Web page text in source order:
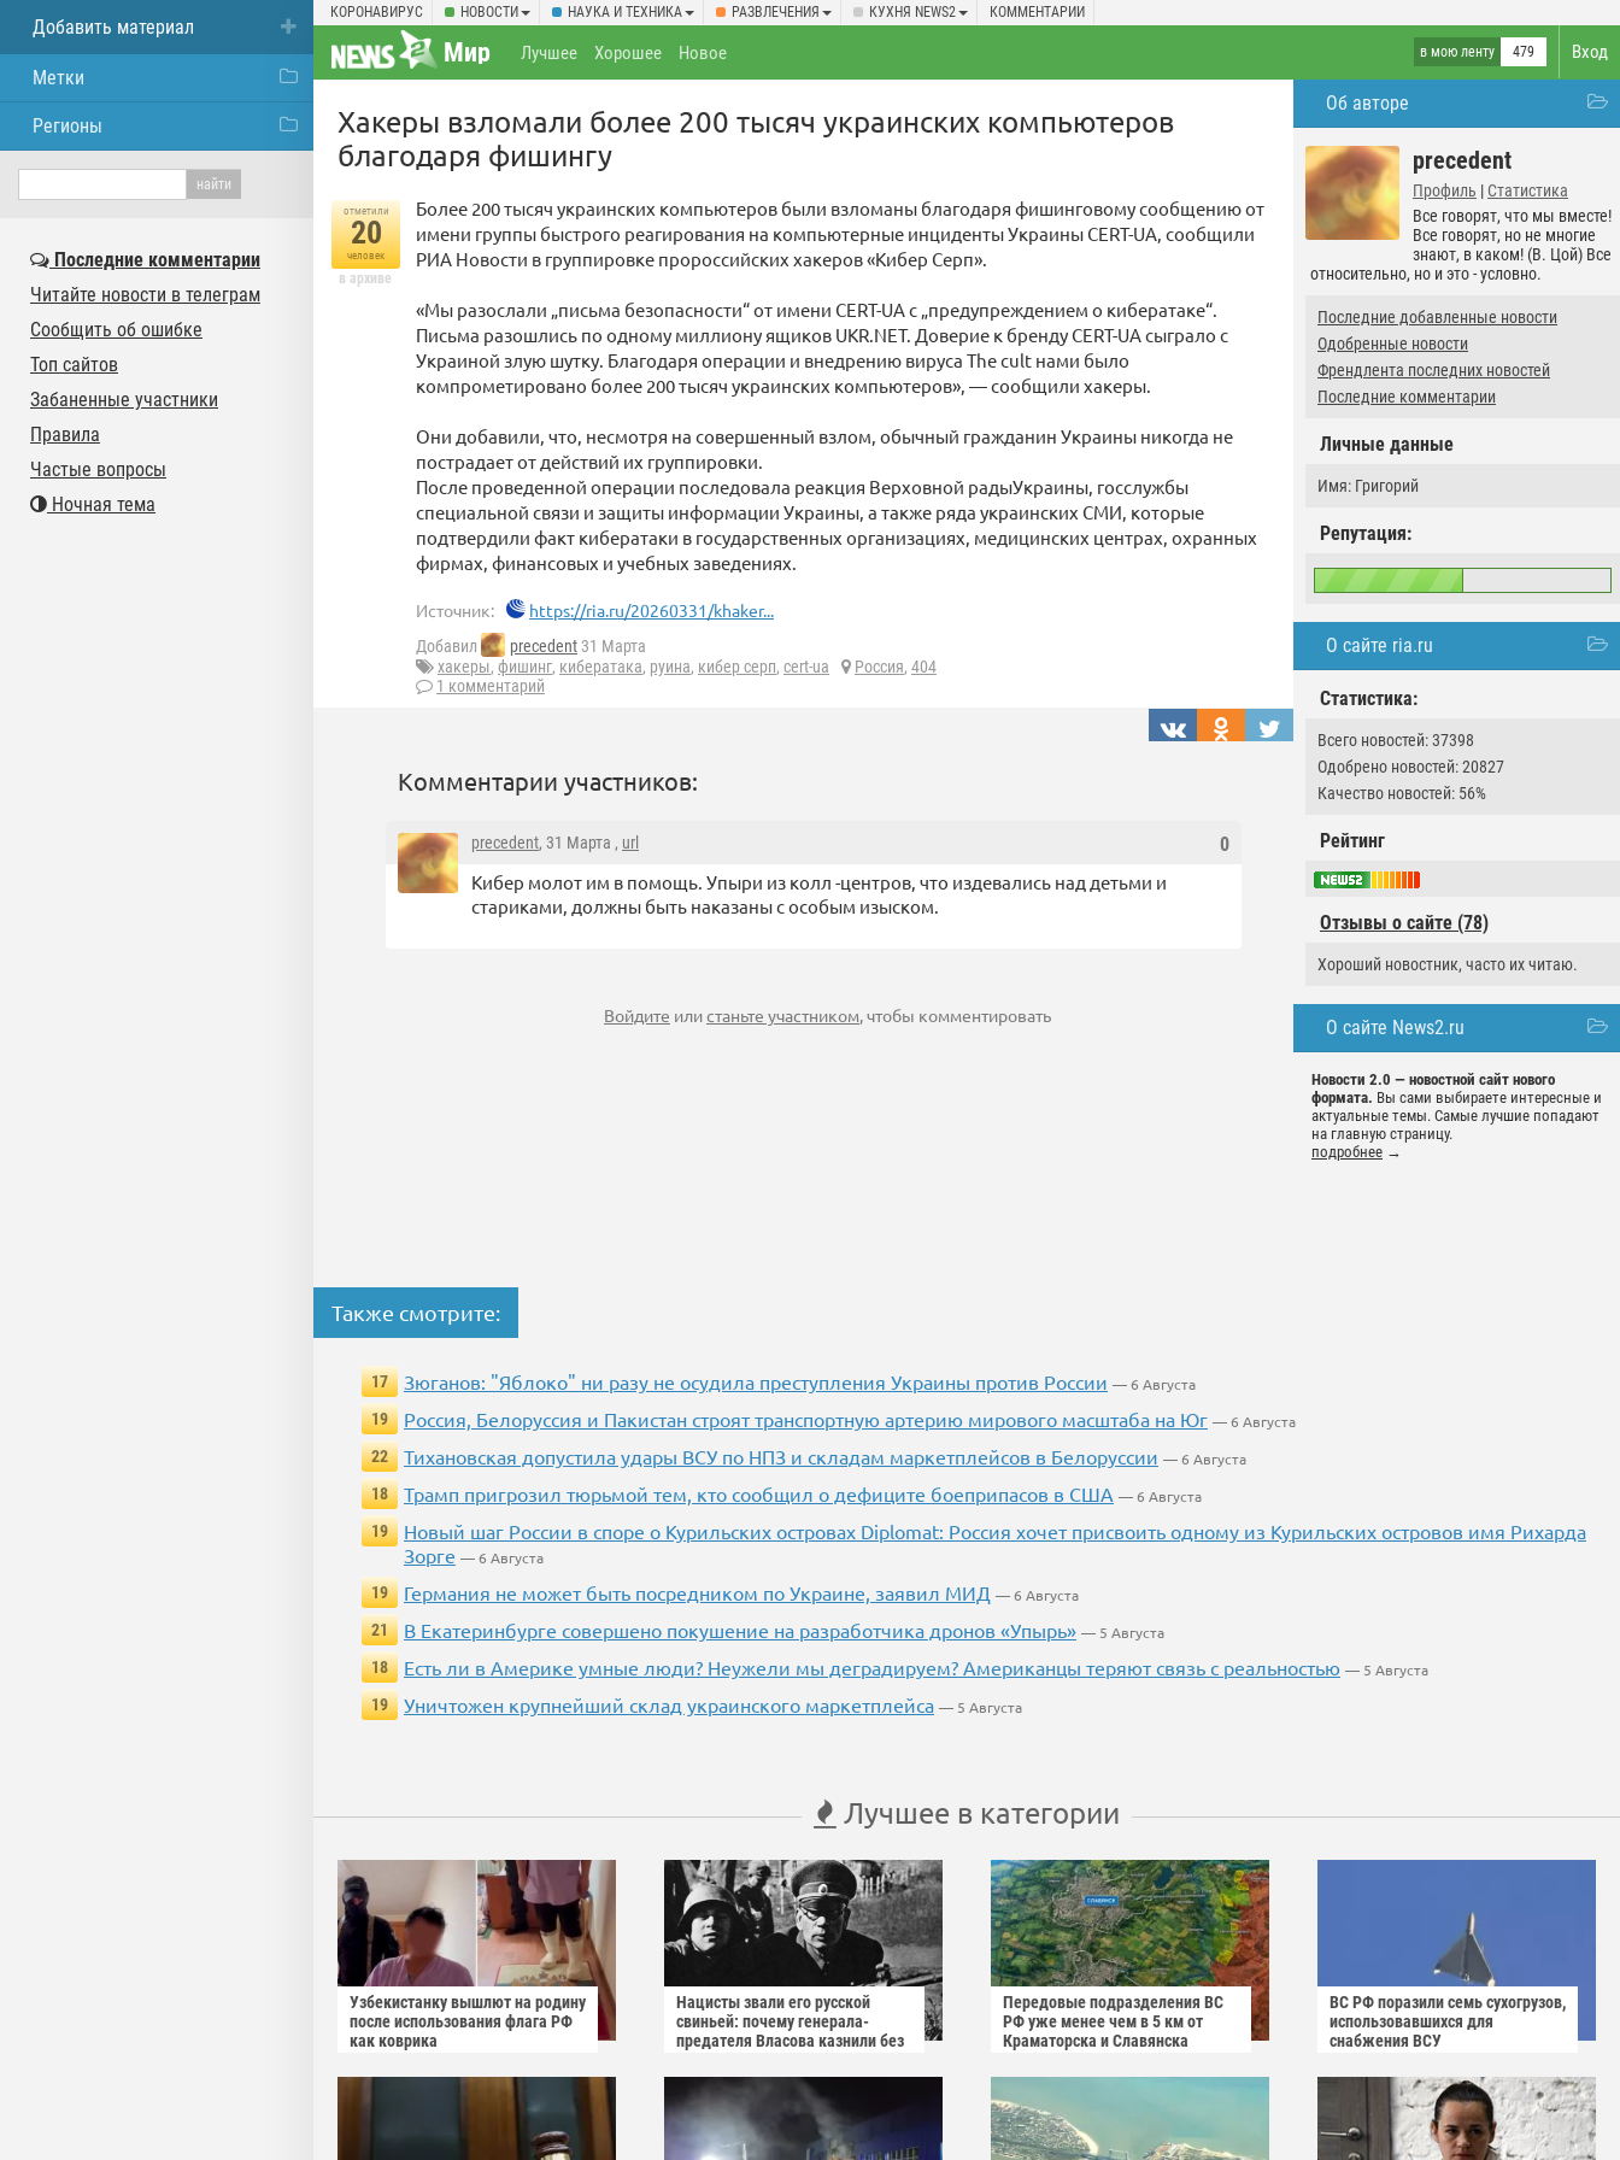
КОРОНАВИРУС НОВОСТИ НАУКА И ТЕХНИКА РАЗВЛЕЧЕНИЯ КУХНЯ NEWS2 КОММЕНТАРИИ
Вход
Мир в мою ленту 479
Лучшее Хорошее Новое
Об авторе
precedent
Профиль | Статистика
Все говорят, что мы вместе!
Все говорят, но не многие
знают, в каком! (В. Цой) Все
относительно, но и это - условно.
Последние добавленные новости
Одобренные новости
Френдлента последних новостей
Последние комментарии
Личные данные
Имя: Григорий
Репутация:
О сайте ria.ru
Статистика:
Всего новостей: 37398
Одобрено новостей: 20827
Качество новостей: 56%
Рейтинг
Отзывы о сайте (78)
Хороший новостник, часто их читаю.
О сайте News2.ru
Новости 2.0 — новостной сайт нового
формата. Вы сами выбираете интересные и
актуальные темы. Самые лучшие попадают
на главную страницу.
подробнее →
Хакеры взломали более 200 тысяч украинских компьютеров
благодаря фишингу
отметили
20
человек
в архиве
Более 200 тысяч украинских компьютеров были взломаны благодаря фишинговому сообщению от
имени группы быстрого реагирования на компьютерные инциденты Украины CERT-UA, сообщили
РИА Новости в группировке пророссийских хакеров «Кибер Серп».
«Мы разослали „письма безопасности“ от имени CERT-UA с „предупреждением о кибератаке“.
Письма разошлись по одному миллиону ящиков UKR.NET. Доверие к бренду CERT-UA сыграло с
Украиной злую шутку. Благодаря операции и внедрению вируса The cult нами было
компрометировано более 200 тысяч украинских компьютеров», — сообщили хакеры.
Они добавили, что, несмотря на совершенный взлом, обычный гражданин Украины никогда не
пострадает от действий их группировки.
После проведенной операции последовала реакция Верховной радыУкраины, госслужбы
специальной связи и защиты информации Украины, а также ряда украинских СМИ, которые
подтвердили факт кибератаки в государственных организациях, медицинских центрах, охранных
фирмах, финансовых и учебных заведениях.
Источник: https://ria.ru/20260331/khaker...
Добавил precedent 31 Марта
хакеры, фишинг, кибератака, руина, кибер серп, cert-ua Россия, 404
1 комментарий
Комментарии участников:
0
precedent, 31 Марта , url
Кибер молот им в помощь. Упыри из колл -центров, что издевались над детьми и
стариками, должны быть наказаны с особым изыском.
Войдите илистаньте участником, чтобы комментировать
Также смотрите:
17 Зюганов: "Яблоко" ни разу не осудила преступления Украины против России — 6 Августа
19
Россия, Белоруссия и Пакистан строят транспортную артерию мирового масштаба на Юг — 6 Августа
22
Тихановская допустила удары ВСУ по НПЗ и складам маркетплейсов в Белоруссии — 6 Августа
18
Трамп пригрозил тюрьмой тем, кто сообщил о дефиците боеприпасов в США — 6 Августа
19
Новый шаг России в споре о Курильских островах Diplomat: Россия хочет присвоить одному из Курильских островов имя Рихарда
Зорге — 6 Августа
19
Германия не может быть посредником по Украине, заявил МИД — 6 Августа
21
В Екатеринбурге совершено покушение на разработчика дронов «Упырь» — 5 Августа
18
Есть ли в Америке умные люди? Неужели мы деградируем? Американцы теряют связь с реальностью — 5 Августа
19
Уничтожен крупнейший склад украинского маркетплейса — 5 Августа
Лучшее в категории
Узбекистанку вышлют на родину
после использования флага РФ
как коврика
Нацисты звали его русской
свиньей: почему генерала-
предателя Власова казнили без
Передовые подразделения ВС
РФ уже менее чем в 5 км от
Краматорска и Славянска
ВС РФ поразили семь сухогрузов,
использовавшихся для
снабжения ВСУ
Добавить материал
Метки
Регионы
Последние комментарии
Читайте новости в телеграм
Сообщить об ошибке
Топ сайтов
Забаненные участники
Правила
Частые вопросы
Ночная тема